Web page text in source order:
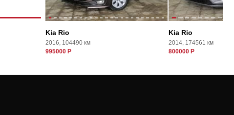
Kia Rio
2016, 104490 км
995000 Р
Kia Rio
2014, 174561 км
800000 Р